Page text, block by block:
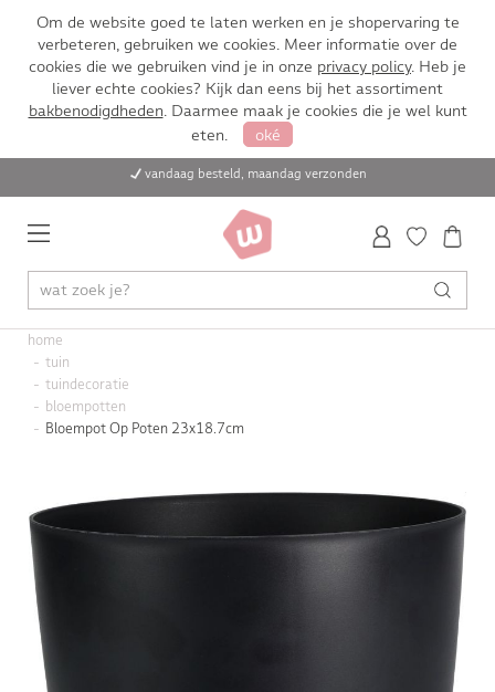
Om de website goed te laten werken en je shopervaring te
verbeteren, gebruiken we cookies. Meer informatie over de
cookies die we gebruiken vind je in onze privacy policy. Heb je
liever echte cookies? Kijk dan eens bij het assortiment
bakbenodigdheden. Daarmee maak je cookies die je wel kunt
eten.
oké
vandaag besteld, maandag verzonden
home
tuin
tuindecoratie
bloempotten
Bloempot Op Poten 23x18.7cm